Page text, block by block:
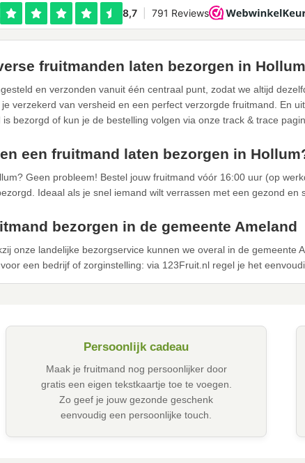
fruitmanden laten bezorgen in Hollum
en verzonden vanuit één centraal punt, zodat we altijd
verzekerd van versheid en een perfect verzorgde fruitmand. En
is bezorgd of kun je de bestelling volgen via onze track & trace
een fruitmand laten bezorgen in
Geen probleem! Bestel jouw fruitmand vóór 16:00 uur (op
Ideaal als je snel iemand wilt verrassen met een gezond en
bezorgen in de gemeente Ameland
onze landelijke bezorgservice kunnen we overal in de gemeente
een bedrijf of zorginstelling: via 123Fruit.nl regel je het
Persoonlijk cadeau
Maak je fruitmand nog persoonlijker door
gratis een eigen tekstkaartje toe te voegen.
Zo geef je jouw gezonde geschenk
eenvoudig een persoonlijke touch.